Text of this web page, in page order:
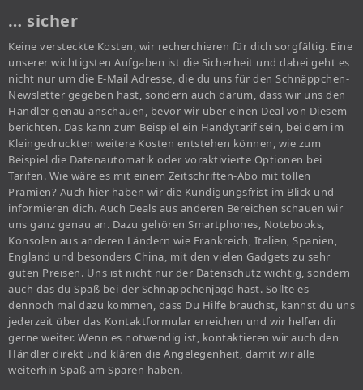
… sicher
Keine versteckte Kosten, wir recherchieren für dich sorgfältig. Eine
unserer wichtigsten Aufgaben ist die Sicherheit und dabei geht es
nicht nur um die E-Mail Adresse, die du uns für den Schnäppchen-
Newsletter gegeben hast, sondern auch darum, dass wir uns den
Händler genau anschauen, bevor wir über einen Deal von Diesem
berichten. Das kann zum Beispiel ein Handytarif sein, bei dem im
Kleingedruckten weitere Kosten entstehen können, wie zum
Beispiel die Datenautomatik oder voraktivierte Optionen bei
Tarifen. Wie wäre es mit einem Zeitschriften-Abo mit tollen
Prämien? Auch hier haben wir die Kündigungsfrist im Blick und
informieren dich. Auch Deals aus anderen Bereichen schauen wir
uns ganz genau an. Dazu gehören Smartphones, Notebooks,
Konsolen aus anderen Ländern wie Frankreich, Italien, Spanien,
England und besonders China, mit den vielen Gadgets zu sehr
guten Preisen. Uns ist nicht nur der Datenschutz wichtig, sondern
auch das du Spaß bei der Schnäppchenjagd hast. Sollte es
dennoch mal dazu kommen, dass Du Hilfe brauchst, kannst du uns
jederzeit über das Kontaktformular erreichen und wir helfen dir
gerne weiter. Wenn es notwendig ist, kontaktieren wir auch den
Händler direkt und klären die Angelegenheit, damit wir alle
weiterhin Spaß am Sparen haben.